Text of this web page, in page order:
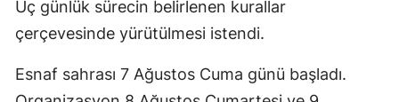
Üç günlük sürecin belirlenen kurallar
çerçevesinde yürütülmesi istendi.
Esnaf sahrası 7 Ağustos Cuma günü başladı.